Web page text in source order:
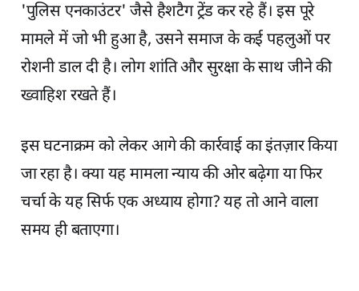
'पुलिस एनकाउंटर' जैसे हैशटैग ट्रेंड कर रहे हैं। इस पूरे
मामले में जो भी हुआ है, उसने समाज के कई पहलुओं पर
रोशनी डाल दी है। लोग शांति और सुरक्षा के साथ जीने की
ख्वाहिश रखते हैं।
इस घटनाक्रम को लेकर आगे की कार्रवाई का इंतज़ार किया
जा रहा है। क्या यह मामला न्याय की ओर बढ़ेगा या फिर
चर्चा के यह सिर्फ एक अध्याय होगा? यह तो आने वाला
समय ही बताएगा।